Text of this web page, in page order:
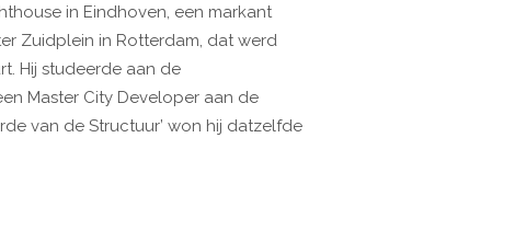
in Eindhoven, een markant
Zuidplein in Rotterdam, dat werd
Hij studeerde aan de
Master City Developer aan de
van de Structuur’ won hij datzelfde